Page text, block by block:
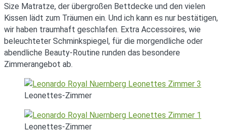
Size Matratze, der übergroßen Bettdecke und den vielen
Kissen lädt zum Träumen ein. Und ich kann es nur bestätigen,
wir haben traumhaft geschlafen. Extra Accessoires, wie
beleuchteter Schminkspiegel, für die morgendliche oder
abendliche Beauty-Routine runden das besondere
Zimmerangebot ab.
Leonettes-Zimmer
Leonettes-Zimmer